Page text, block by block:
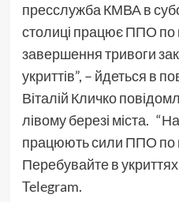
пресслужба КМВА в
столиці працює ППО
завершення тривоги
укриттів”, – йдеться в
Віталій Кличко
лівому березі міста.
працюють сили ППО по
Перебувайте в
Telegram.